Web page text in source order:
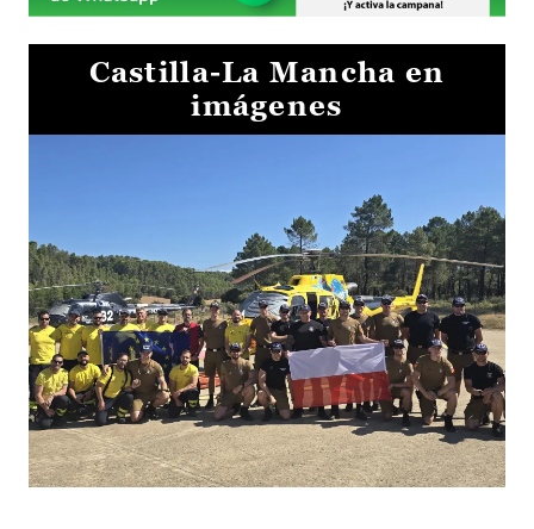
Castilla-La Mancha en
imágenes